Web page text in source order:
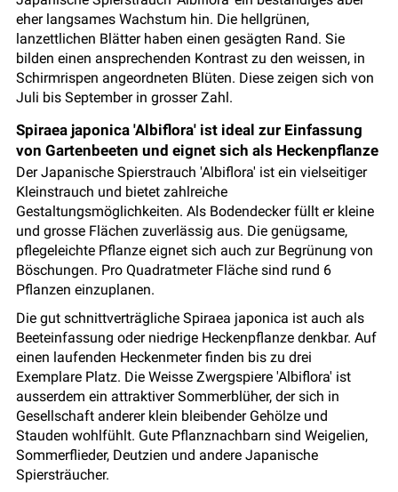
eher langsames Wachstum hin. Die hellgrünen,
lanzettlichen Blätter haben einen gesägten Rand. Sie
bilden einen ansprechenden Kontrast zu den weissen, in
Schirmrispen angeordneten Blüten. Diese zeigen sich von
Juli bis September in grosser Zahl.
Spiraea japonica 'Albiflora' ist ideal zur Einfassung
von Gartenbeeten und eignet sich als Heckenpflanze
Der Japanische Spierstrauch 'Albiflora' ist ein vielseitiger
Kleinstrauch und bietet zahlreiche
Gestaltungsmöglichkeiten. Als Bodendecker füllt er kleine
und grosse Flächen zuverlässig aus. Die genügsame,
pflegeleichte Pflanze eignet sich auch zur Begrünung von
Böschungen. Pro Quadratmeter Fläche sind rund 6
Pflanzen einzuplanen.
Die gut schnittverträgliche Spiraea japonica ist auch als
Beeteinfassung oder niedrige Heckenpflanze denkbar. Auf
einen laufenden Heckenmeter finden bis zu drei
Exemplare Platz. Die Weisse Zwergspiere 'Albiflora' ist
ausserdem ein attraktiver Sommerblüher, der sich in
Gesellschaft anderer klein bleibender Gehölze und
Stauden wohlfühlt. Gute Pflanznachbarn sind Weigelien,
Sommerflieder, Deutzien und andere Japanische
Spiersträucher.